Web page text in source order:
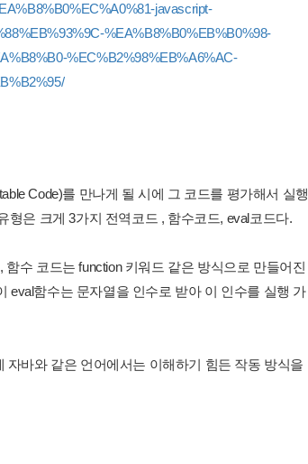
javascript-
%EA%B8%B0%EB%B0%98-
%EC%B2%98%EB%A6%AC-
Code)를 만나게 될 시에 그 코드를 평가해서 실행
형은 크게 3가지 전역코드 , 함수코드, eval코드다.
수 코드는 function 키워드 같은 방식으로 만들어진
eval함수는 문자열을 인수로 받아 이 인수를 실행 가
바와 같은 언어에서는 이해하기 힘든 작동 방식을